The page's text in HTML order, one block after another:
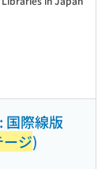
国際線版
ジ)